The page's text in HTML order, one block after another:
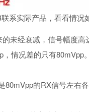
系实际产品，看看情况
未经衰减，信号幅度高
情况差的只有80mVpp
的RX信号左右